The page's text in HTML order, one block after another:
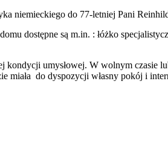
niemieckiego do 77-letniej Pani
dostępne są m.in. : łóżko
kondycji umysłowej. W wolnym
miała do dyspozycji własny pokój i